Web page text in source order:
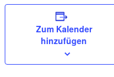
Zum Kalender
hinzufügen